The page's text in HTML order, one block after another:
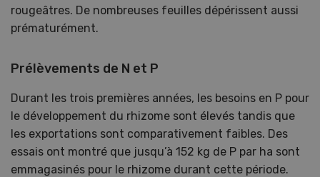
rougeâtres. De nombreuses feuilles dépérissent aussi
prématurément.
Prélèvements de N et P
Durant les trois premières années, les besoins en P pour
le développement du rhizome sont élevés tandis que
les exportations sont comparativement faibles. Des
essais ont montré que jusqu’à 152 kg de P par ha sont
emmagasinés pour le rhizome durant cette période.